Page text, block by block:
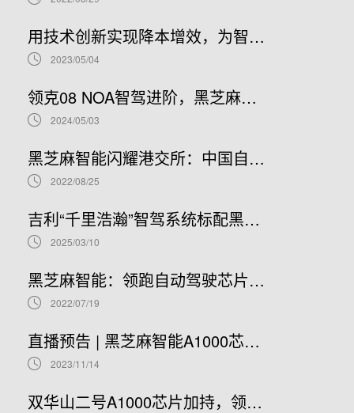
用技术创新实现降本增效，为智能汽车产业发展贡献“芯”力量
2023/05/04
领克08 NOA智驾进阶，黑芝麻智能携手吉利推进NOA普及
2024/05/03
黑芝麻智能闪耀港交所：中国自动驾驶芯片龙头上市新篇章，股票代码02533.HK引领未来
2022/08/25
吉利“千里浩瀚”智驾系统标配黑芝麻智能华山A1000芯片，加速智驾平权时代到来
2025/03/10
黑芝麻智能：领跑自动驾驶芯片赛道，开启港股IPO新篇章
2022/07/19
直播预告 | 黑芝麻智能A1000芯片基础软件开发在线研讨会
2023/11/14
双华山二号A1000芯片加持，领克08正式开售！